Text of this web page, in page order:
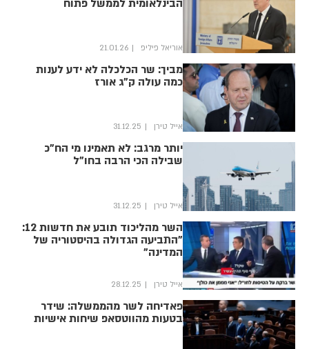
הבינלאומית לממשל פתוח
אוריאל פיליפ 21.01.26
מביך: שר הכלכלה לא ידע לענות
כמה עולה ק"ג אורז
אייל טירן 31.12.25
יותר מרגב: לא תאמינו מי הח"כ
שבילה הכי הרבה בחו"ל
אייל טירן 31.12.25
השר מהליכוד תובע את חדשות 12:
"התביעה הגדולה בהיסטוריה של
המדינה"
אייל טירן 28.12.25
פאדיחה לשר מהממשלה: שידר
בטעות מהווטסאפ שיחות אישיות